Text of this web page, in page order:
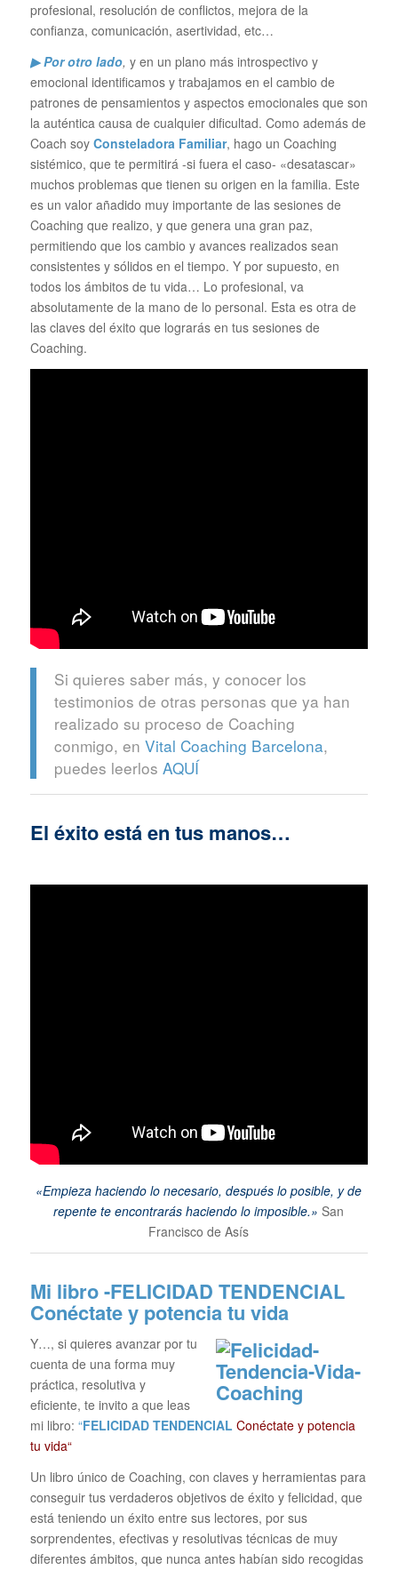
profesional, resolución de conflictos, mejora de la
confianza, comunicación, asertividad, etc…
▶ Por otro lado, y en un plano más introspectivo y
emocional identificamos y trabajamos en el cambio de
patrones de pensamientos y aspectos emocionales que son
la auténtica causa de cualquier dificultad. Como además de
Coach soy Consteladora Familiar, hago un Coaching
sistémico, que te permitirá -si fuera el caso- «desatascar»
muchos problemas que tienen su origen en la familia. Este
es un valor añadido muy importante de las sesiones de
Coaching que realizo, y que genera una gran paz,
permitiendo que los cambio y avances realizados sean
consistentes y sólidos en el tiempo. Y por supuesto, en
todos los ámbitos de tu vida… Lo profesional, va
absolutamente de la mano de lo personal. Esta es otra de
las claves del éxito que lograrás en tus sesiones de
Coaching.
Si quieres saber más, y conocer los
testimonios de otras personas que ya han
realizado su proceso de Coaching
conmigo, en Vital Coaching Barcelona,
puedes leerlos AQUÍ
El éxito está en tus manos…
«Empieza haciendo lo necesario, después lo posible, y de
repente te encontrarás haciendo lo imposible.» San
Francisco de Asís
Mi libro -FELICIDAD TENDENCIAL
Conéctate y potencia tu vida
Y…, si quieres avanzar por tu
cuenta de una forma muy
práctica, resolutiva y
eficiente, te invito a que leas
mi libro: “FELICIDAD TENDENCIAL Conéctate y potencia
tu vida“
Un libro único de Coaching, con claves y herramientas para
conseguir tus verdaderos objetivos de éxito y felicidad, que
está teniendo un éxito entre sus lectores, por sus
sorprendentes, efectivas y resolutivas técnicas de muy
diferentes ámbitos, que nunca antes habían sido recogidas